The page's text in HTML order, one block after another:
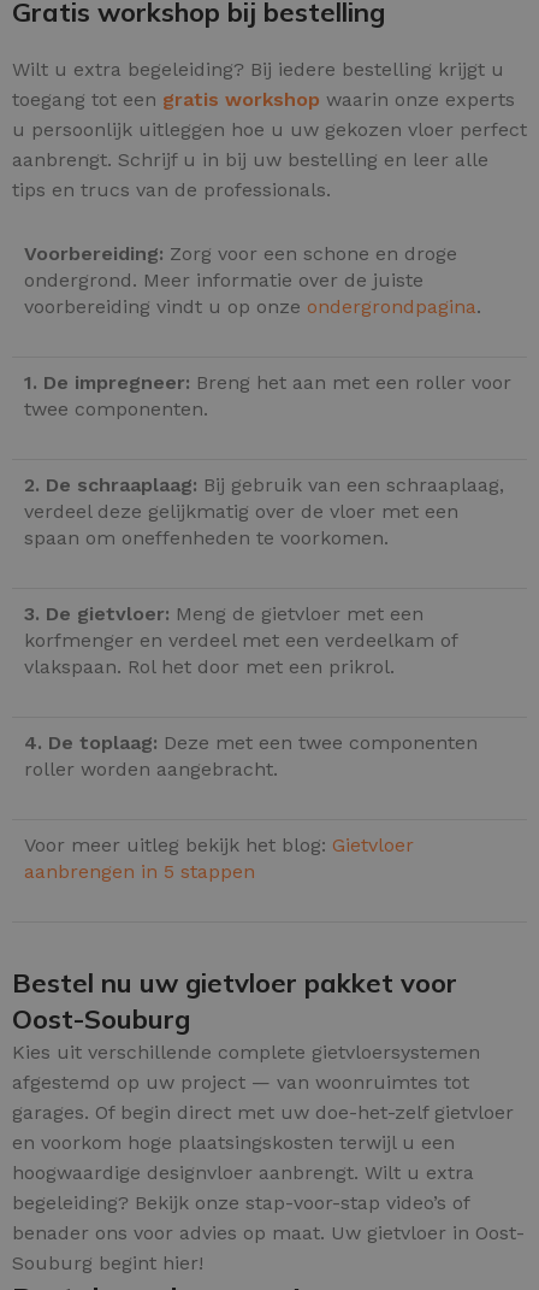
Gratis workshop bij bestelling
Wilt u extra begeleiding? Bij iedere bestelling krijgt u
toegang tot een gratis workshop waarin onze experts
u persoonlijk uitleggen hoe u uw gekozen vloer perfect
aanbrengt. Schrijf u in bij uw bestelling en leer alle
tips en trucs van de professionals.
Voorbereiding: Zorg voor een schone en droge
ondergrond. Meer informatie over de juiste
voorbereiding vindt u op onze ondergrondpagina.
1. De impregneer: Breng het aan met een roller voor
twee componenten.
2. De schraaplaag: Bij gebruik van een schraaplaag,
verdeel deze gelijkmatig over de vloer met een
spaan om oneffenheden te voorkomen.
3. De gietvloer: Meng de gietvloer met een
korfmenger en verdeel met een verdeelkam of
vlakspaan. Rol het door met een prikrol.
4. De toplaag: Deze met een twee componenten
roller worden aangebracht.
Voor meer uitleg bekijk het blog: Gietvloer
aanbrengen in 5 stappen
Bestel nu uw gietvloer pakket voor
Oost-Souburg
Kies uit verschillende complete gietvloersystemen
afgestemd op uw project — van woonruimtes tot
garages. Of begin direct met uw doe-het-zelf gietvloer
en voorkom hoge plaatsingskosten terwijl u een
hoogwaardige designvloer aanbrengt. Wilt u extra
begeleiding? Bekijk onze stap-voor-stap video’s of
benader ons voor advies op maat. Uw gietvloer in Oost-
Souburg begint hier!